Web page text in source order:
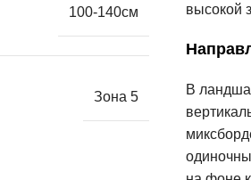
100-140см
Зона 5
высокой
В